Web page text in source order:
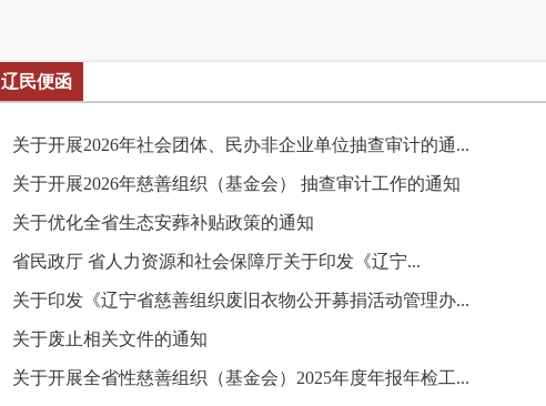
辽民便函
关于开展2026年社会团体、民办非企业单位抽查审计的通...
关于开展2026年慈善组织（基金会） 抽查审计工作的通知
关于优化全省生态安葬补贴政策的通知
省民政厅 省人力资源和社会保障厅关于印发 《辽宁...
关于印发《辽宁省慈善组织废旧衣物公开募捐活动管理办...
关于废止相关文件的通知
关于开展全省性慈善组织（基金会）2025年度年报年检工...